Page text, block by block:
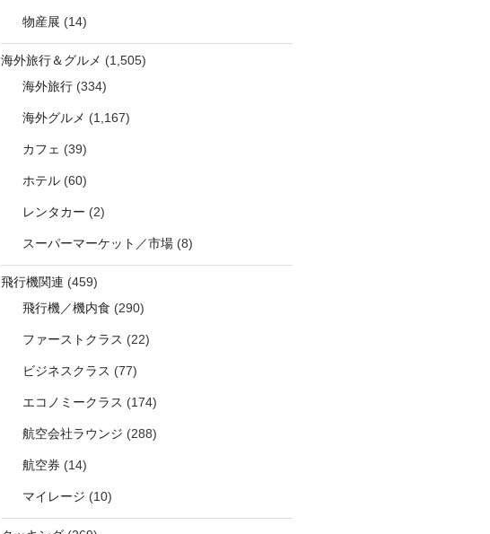
物産展 (14)
海外旅行＆グルメ (1,505)
海外旅行(334)
海外グルメ (1,167)
カフェ (39)
ホテル(60)
レンタカー (2)
スーパーマーケット／市場(8)
飛行機関連 (459)
飛行機／機内食 (290)
ファーストクラス (22)
ビジネスクラス (77)
エコノミークラス (174)
航空会社ラウンジ (288)
航空券 (14)
マイレージ (10)